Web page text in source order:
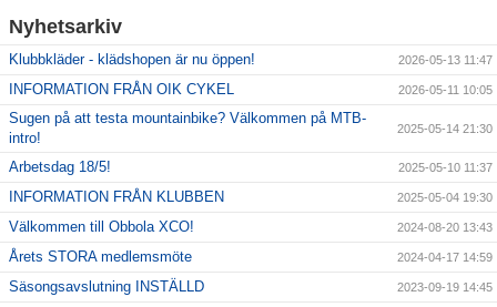
Nyhetsarkiv
Klubbkläder - klädshopen är nu öppen! 2026-05-13 11:47
INFORMATION FRÅN OIK CYKEL 2026-05-11 10:05
Sugen på att testa mountainbike? Välkommen på MTB-
intro!
2025-05-14 21:30
Arbetsdag 18/5! 2025-05-10 11:37
INFORMATION FRÅN KLUBBEN 2025-05-04 19:30
Välkommen till Obbola XCO! 2024-08-20 13:43
Årets STORA medlemsmöte 2024-04-17 14:59
Säsongsavslutning INSTÄLLD 2023-09-19 14:45